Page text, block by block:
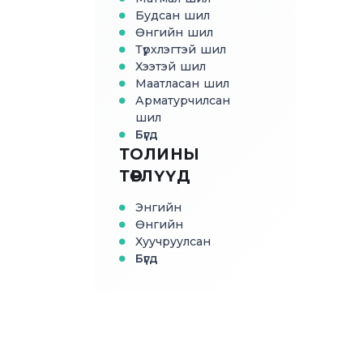
Будсан шил
Өнгийн шил
Түрхлэгтэй шил
Хээтэй шил
Маатласан шил
Арматурчилсан
шил
Бүгд
ТОЛИНЫ
ТӨРЛҮҮД
Энгийн
Өнгийн
Хуучруулсан
Бүгд